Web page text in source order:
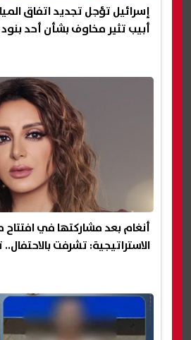
إسرائيل تؤجل تجديد اتفاق
أبيب تثير مخاوف بشأن أحد
أنغام بعد مشاركتها في افتتاح
الاستراتيجية: تشرفت